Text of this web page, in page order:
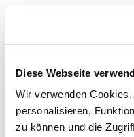
Diese Webseite
Wir verwenden
personalisieren,
zu können und die